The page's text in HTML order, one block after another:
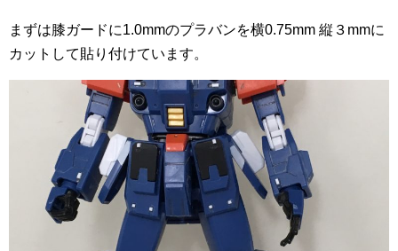
まずは膝ガードに1.0mmのプラバンを横0.75mm 縦３mmに
カットして貼り付けています。